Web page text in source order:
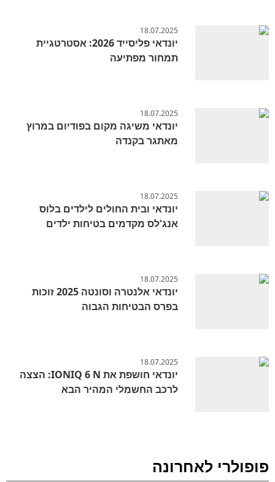
18.07.2025
יונדאי פליסייד 2026: אסטרטגיית
תמחור מפתיעה
18.07.2025
יונדאי משיגה מקום בפודיום במרוץ
מאתגר בקנדה
18.07.2025
יונדאי ובית החולים לילדים בלוס
אנג'לס מקדמים בטיחות ילדים
18.07.2025
יונדאי אלנטרה וסונטה 2025 זוכות
בפרס הבטיחות הגבוה
18.07.2025
יונדאי חושפת את IONIQ 6 N: הצצה
לרכב החשמלי המהיר הבא
פופולרי לאחרונה